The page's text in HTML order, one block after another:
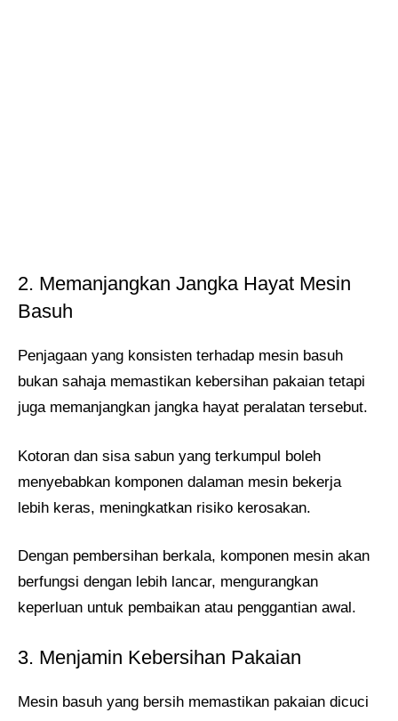
2. Memanjangkan Jangka Hayat Mesin
Basuh
Penjagaan yang konsisten terhadap mesin basuh
bukan sahaja memastikan kebersihan pakaian tetapi
juga memanjangkan jangka hayat peralatan tersebut.
Kotoran dan sisa sabun yang terkumpul boleh
menyebabkan komponen dalaman mesin bekerja
lebih keras, meningkatkan risiko kerosakan.
Dengan pembersihan berkala, komponen mesin akan
berfungsi dengan lebih lancar, mengurangkan
keperluan untuk pembaikan atau penggantian awal.
3. Menjamin Kebersihan Pakaian
Mesin basuh yang bersih memastikan pakaian dicuci